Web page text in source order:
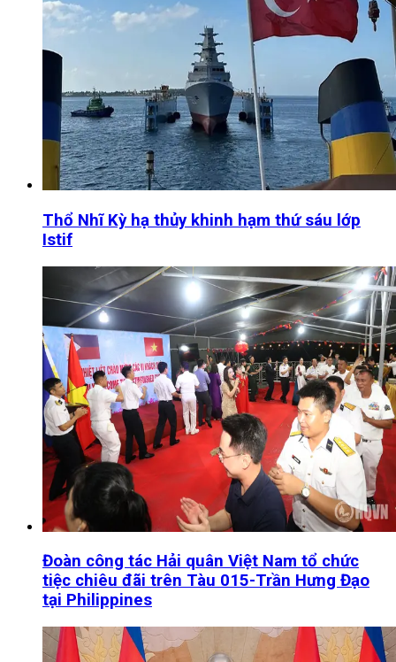
Thổ Nhĩ Kỳ hạ thủy khinh hạm thứ sáu lớp
Istif
Đoàn công tác Hải quân Việt Nam tổ chức
tiệc chiêu đãi trên Tàu 015-Trần Hưng Đạo
tại Philippines